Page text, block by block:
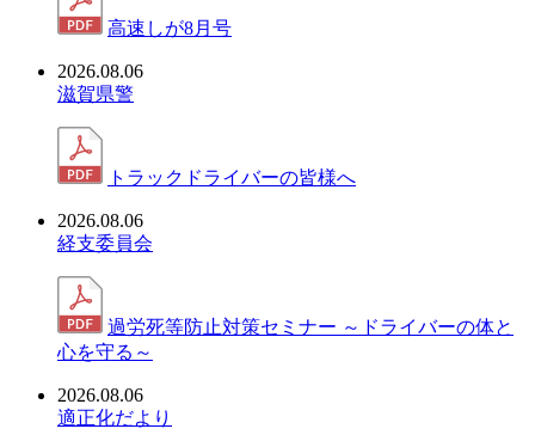
高速しが8月号
2026.08.06
滋賀県警
トラックドライバーの皆様へ
2026.08.06
経支委員会
過労死等防止対策セミナー ～ドライバーの体と
心を守る～
2026.08.06
適正化だより